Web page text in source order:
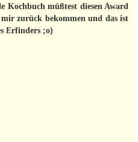
Kochbuch müßtest diesen Award
zurück bekommen und das ist
Erfinders ;o)